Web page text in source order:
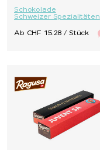
Schokolade
Schweizer Spezialitäten
Ab CHF 15.28 / Stück